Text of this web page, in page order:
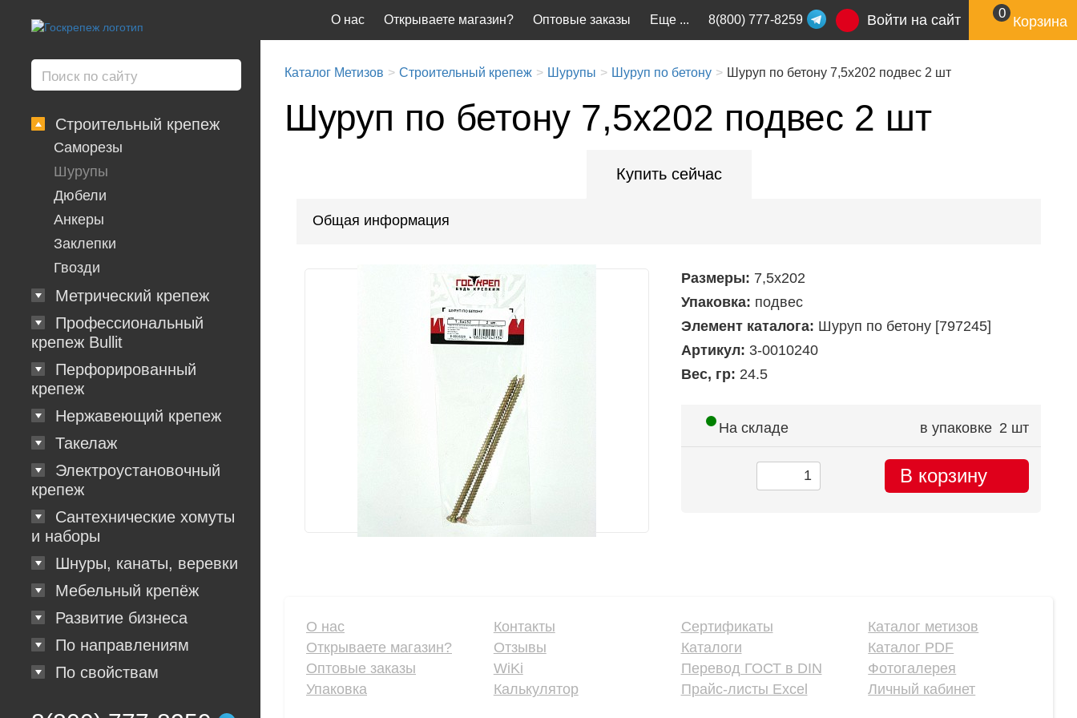
Строительный крепеж
Саморезы
Шурупы
Дюбели
Анкеры
Заклепки
Гвозди
Метрический крепеж
Профессиональный
крепеж Bullit
Перфорированный
крепеж
Нержавеющий крепеж
Такелаж
Электроустановочный
крепеж
Сантехнические хомуты
и наборы
Шнуры, канаты, веревки
Мебельный крепёж
Развитие бизнеса
По направлениям
По свойствам
Еще ...
О нас Открываете магазин? Оптовые заказы 8(800) 777-8259 Войти на сайт 0
Корзина
Каталог Метизов Строительный крепеж Шурупы Шуруп по бетону Шуруп по бетону 7,5x202 подвес 2 шт
Шуруп по бетону 7,5x202 подвес 2 шт
Купить сейчас
Общая информация
Размеры: 7,5х202
Упаковка: подвес
Элемент каталога: Шуруп по бетону [797245]
Артикул: 3-0010240
Вес, гр: 24.5
На складе в упаковке 2 шт
В корзину
О нас
Открываете магазин?
Оптовые заказы
Упаковка
Контакты
Отзывы
WiKi
Калькулятор
Сертификаты
Каталоги
Перевод ГОСТ в DIN
Прайс-листы Excel
Каталог метизов
Каталог PDF
Фотогалерея
Личный кабинет